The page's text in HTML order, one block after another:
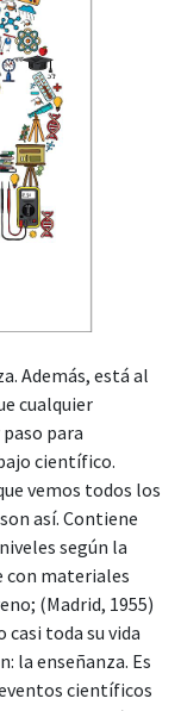
Además, está al
cualquier
para
científico.
vemos todos los
así. Contiene
según la
con materiales
(Madrid, 1955)
casi toda su vida
la enseñanza. Es
científicos